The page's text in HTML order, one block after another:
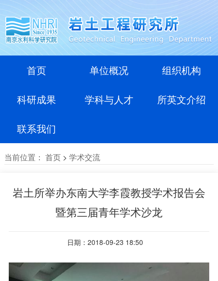
首页 单位概况 组织机构
科研成果 学科与人才 所英文介绍
联系我们
当前位置： 首页> 学术交流
岩土所举办东南大学李霞教授学术报告会
暨第三届青年学术沙龙
日期：2018-09-23 18:50